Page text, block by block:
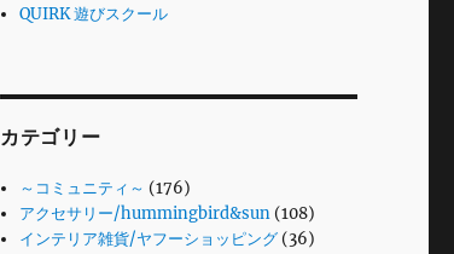
QUIRK 遊びスクール
カテゴリー
～コミュニティ～ (176)
アクセサリー/hummingbird&sun (108)
インテリア雑貨/ヤフーショッピング (36)